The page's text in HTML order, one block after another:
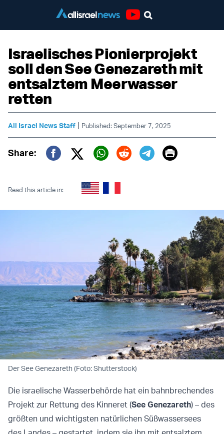
Israelisches Pionierprojekt
soll den See Genezareth mit
entsalztem Meerwasser
retten
All Israel News Staff | Published: September 7, 2025
Share:
Twitter (X)
Print
Read this article in:
Der See Genezareth (Foto: Shutterstock)
Die israelische Wasserbehörde hat ein bahnbrechendes
Projekt zur Rettung des Kinneret (See Genezareth) – des
größten und wichtigsten natürlichen Süßwassersees